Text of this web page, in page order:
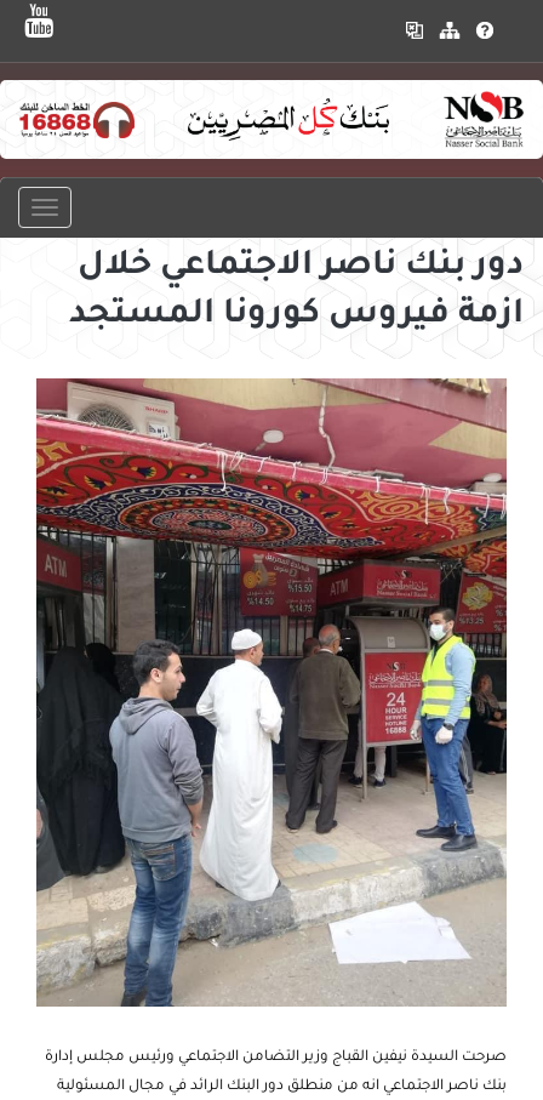
دور بنك ناصر الاجتماعي خلال
ازمة فيروس كورونا المستجد
صرحت السيدة نيفين القباج وزير التضامن الاجتماعي ورئيس مجلس إدارة
بنك ناصر الاجتماعي انه من منطلق دور البنك الرائد في مجال المسئولية